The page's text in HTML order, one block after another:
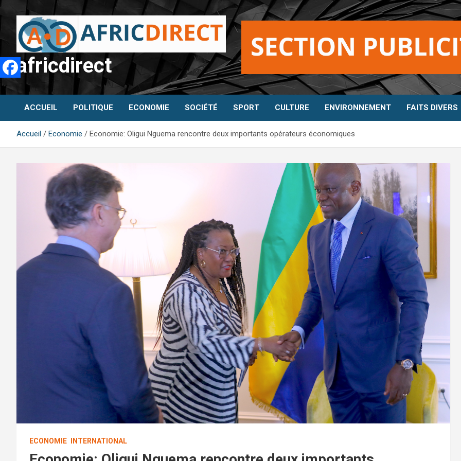
Aller
contenu
africdirect
ACCUEIL POLITIQUE ECONOMIE SOCIÉTÉ SPORT CULTURE ENVIRONNEMENT FAITS DIVERS
Accueil Economie Economie: Oligui Nguema rencontre deux importants opérateurs économiques
ECONOMIE INTERNATIONAL